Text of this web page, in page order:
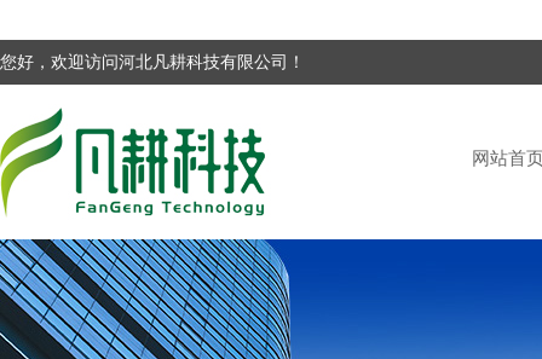
您好，欢迎访问河北凡耕科技有限公司！
网站首